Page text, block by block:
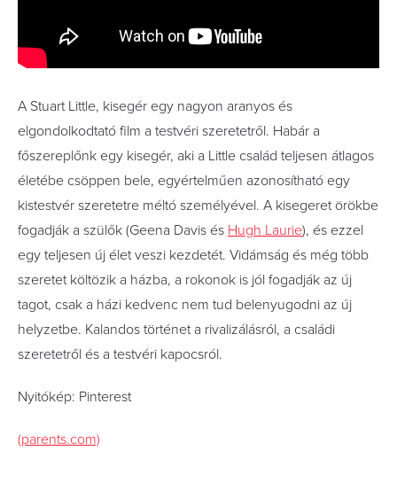
A Stuart Little, kisegér egy nagyon aranyos és
elgondolkodtató film a testvéri szeretetről. Habár a
főszereplőnk egy kisegér, aki a Little család teljesen átlagos
életébe csöppen bele, egyértelműen azonosítható egy
kistestvér szeretetre méltó személyével. A kisegeret örökbe
fogadják a szülők (Geena Davis és Hugh Laurie), és ezzel
egy teljesen új élet veszi kezdetét. Vidámság és még több
szeretet költözik a házba, a rokonok is jól fogadják az új
tagot, csak a házi kedvenc nem tud belenyugodni az új
helyzetbe. Kalandos történet a rivalizálásról, a családi
szeretetről és a testvéri kapocsról.
Nyitókép: Pinterest
(parents.com)